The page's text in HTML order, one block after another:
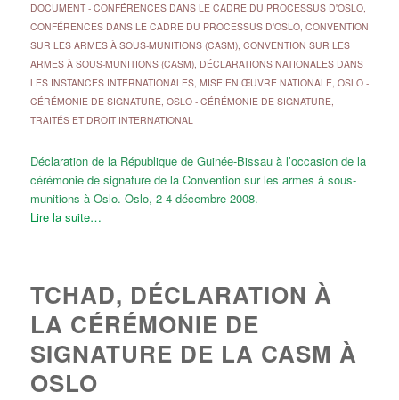
DOCUMENT- CONFÉRENCES DANS LE CADRE DU PROCESSUS D'OSLO,
CONFÉRENCES DANS LE CADRE DU PROCESSUS D'OSLO, CONVENTION
SUR LES ARMES À SOUS-MUNITIONS (CASM), CONVENTION SUR LES
ARMES À SOUS-MUNITIONS (CASM), DÉCLARATIONS NATIONALES DANS
LES INSTANCES INTERNATIONALES, MISE EN ŒUVRE NATIONALE, OSLO -
CÉRÉMONIE DE SIGNATURE, OSLO - CÉRÉMONIE DE SIGNATURE,
TRAITÉS ET DROIT INTERNATIONAL
Déclaration de la République de Guinée-Bissau à l’occasion de la
cérémonie de signature de la Convention sur les armes à sous-
munitions à Oslo. Oslo, 2-4 décembre 2008.
Lire la suite…
TCHAD, DÉCLARATION À
LA CÉRÉMONIE DE
SIGNATURE DE LA CASM À
OSLO